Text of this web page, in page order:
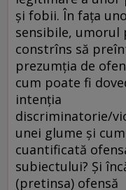
și fobii. În fața
sensibile, umorul
constrîns să
prezumţia de
cum poate fi
intenția
discriminatorie/
unei glume și
cuantificată
subiectului? Și
(pretinsa) ofensă